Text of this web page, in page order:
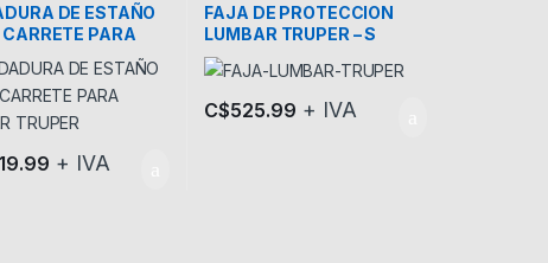
DE ESTAÑO
PARA
TRUPER
+ IVA
FAJA DE PROTECCION
LUMBAR TRUPER – S
C$525.99 + IVA